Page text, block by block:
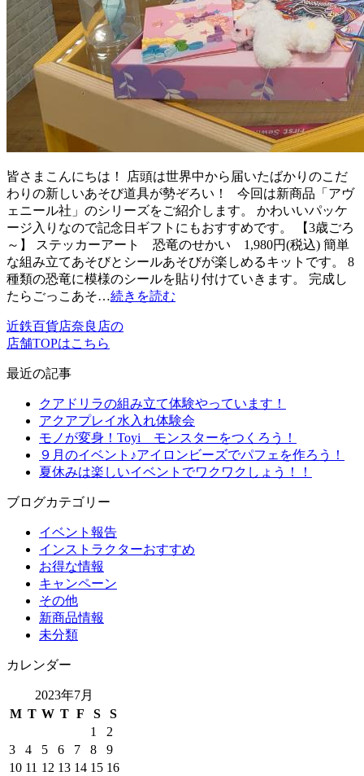
皆さまこんにちは！ 店頭は世界中から届いたばかりのこだ
わりの新しいあそび道具が勢ぞろい！ 今回は新商品「アヴ
ェニール社」のシリーズをご紹介します。 かわいいパッケ
ージ入りなので記念日ギフトにもおすすめです。 【3歳ごろ
～】 ステッカーアート 恐竜のせかい 1,980円(税込) 簡単
な組み立てあそびとシールあそびが楽しめるキットです。 8
種類の恐竜に模様のシールを貼り付けていきます。 完成し
たらごっこあそ…続きを読む
近鉄百貨店奈良店の
店舗TOPはこちら
最近の記事
クアドリラの組み立て体験やっています！
アクアプレイ水入れ体験会
モノが変身！Toyi モンスターをつくろう！
９月のイベント♪アイロンビーズでパフェを作ろう！
夏休みは楽しいイベントでワクワクしょう！！
ブログカテゴリー
イベント報告
インストラクターおすすめ
お得な情報
キャンペーン
その他
新商品情報
未分類
カレンダー
2023年7月
M T W T F S
S
1
2
3
4 5 6 7 8
9
10 11 12 13 14 15 16